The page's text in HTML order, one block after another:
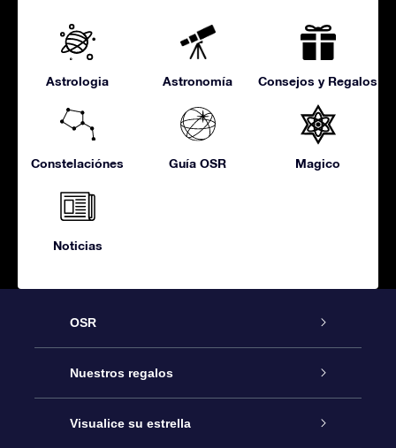
Astrologia Astronomía Consejos y Regalos
Constelaciónes Guía OSR Magico
Noticias
OSR
Atención
Contáctanos
Nuestros regalos
Regalo Estrella Online
Visualice su estrella